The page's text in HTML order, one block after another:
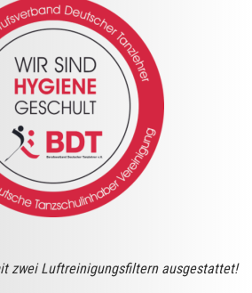
zwei Luftreinigungsfiltern ausgestattet!